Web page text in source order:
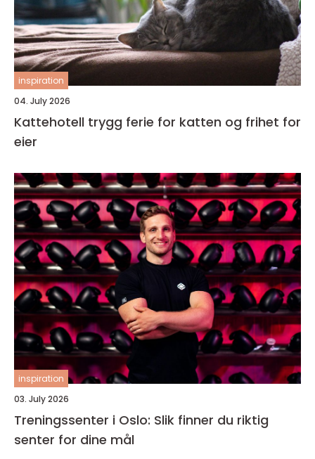
inspiration
04. July 2026
Kattehotell trygg ferie for katten og frihet for
eier
inspiration
03. July 2026
Treningssenter i Oslo: Slik finner du riktig
senter for dine mål